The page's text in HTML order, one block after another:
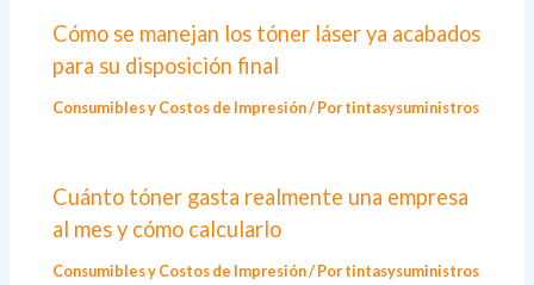
Cómo se manejan los tóner láser ya acabados
para su disposición final
Consumibles y Costos de Impresión/ Portintasysuministros
Cuánto tóner gasta realmente una empresa
al mes y cómo calcularlo
Consumibles y Costos de Impresión/ Portintasysuministros